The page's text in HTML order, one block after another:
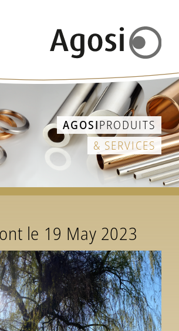
AGOSIPRODUITS
& SERVICES
le 19 May 2023